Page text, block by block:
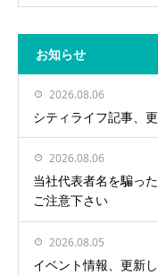
お知らせ
2026.08.06
シティライフ記事、
2026.08.06
当社代表者名を騙っ
ご注意下さい
2026.08.05
イベント情報、更新